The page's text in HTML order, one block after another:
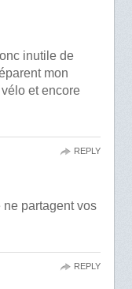
inutile de
mon
et encore
partagent vos
REPLY
REPLY